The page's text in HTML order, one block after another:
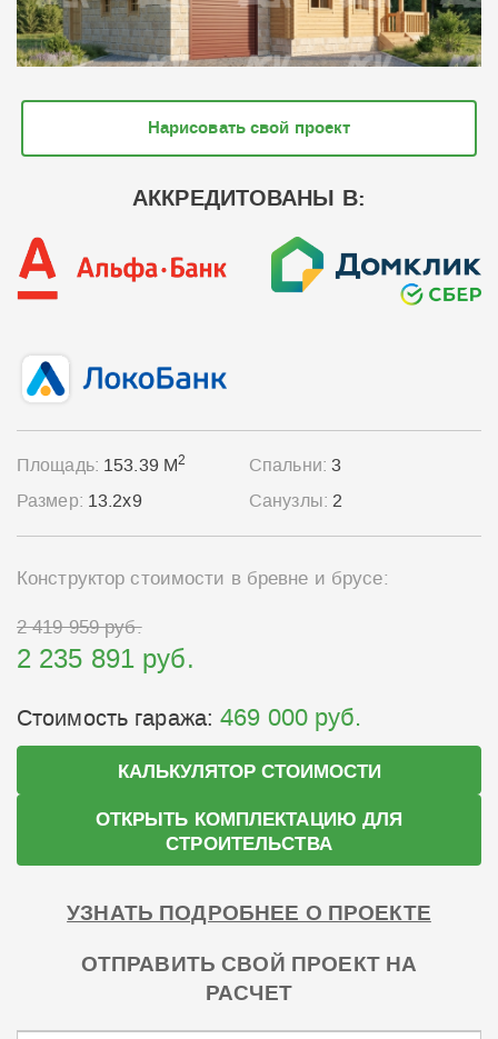
Нарисовать свой проект
АККРЕДИТОВАНЫ В:
Площадь: 153.39 М2
Размер: 13.2x9
Спальни:3
Санузлы:2
Конструктор стоимости в бревне и брусе:
2 419 959 руб.
2 235 891 руб.
Стоимость гаража:469 000 руб.
КАЛЬКУЛЯТОР СТОИМОСТИ
ОТКРЫТЬ КОМПЛЕКТАЦИЮ ДЛЯ
СТРОИТЕЛЬСТВА
УЗНАТЬ ПОДРОБНЕЕ О ПРОЕКТЕ
ОТПРАВИТЬ СВОЙ ПРОЕКТ НА
РАСЧЕТ